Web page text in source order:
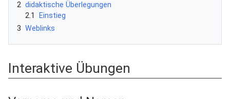
2 didaktische Überlegungen
2.1
Einstieg
3 Weblinks
Interaktive Übungen